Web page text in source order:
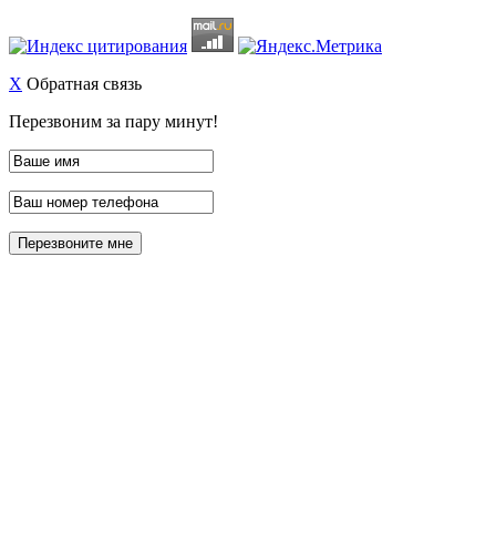
X Обратная связь
Перезвоним за пару минут!